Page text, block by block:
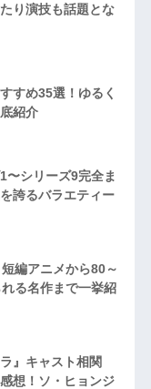
り演技も話題とな
すめ35選！ゆるく
紹介
〜シリーズ9完全ま
誇るバラエティー
編アニメから80～
る名作まで一挙紹
』キャスト相関
想！ソ・ヒョンジ